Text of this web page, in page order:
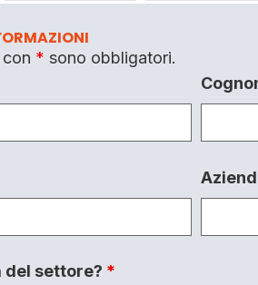
* sono obbligatori.
del settore? *